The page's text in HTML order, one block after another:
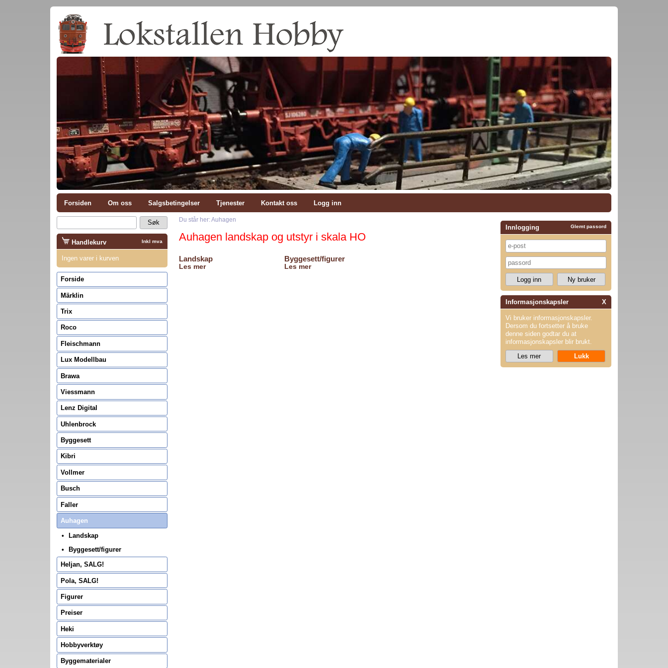
Forsiden Om oss Salgsbetingelser Tjenester Kontakt oss Logg inn
Du står her: Auhagen
Auhagen landskap og utstyr i skala HO
Landskap
Les mer
Byggesett/figurer
Les mer
Inkl mva
Handlekurv
Ingen varer i kurven
Forside
Märklin
Trix
Roco
Fleischmann
Lux Modellbau
Brawa
Viessmann
Lenz Digital
Uhlenbrock
Byggesett
Kibri
Vollmer
Busch
Faller
Auhagen
Landskap
Byggesett/figurer
Heljan, SALG!
Pola, SALG!
Figurer
Preiser
Heki
Hobbyverktøy
Byggematerialer
Glemt passord
Innlogging
Informasjonskapsler X
Vi bruker informasjonskapsler.
Dersom du fortsetter å bruke
denne siden godtar du at
informasjonskapsler blir brukt.